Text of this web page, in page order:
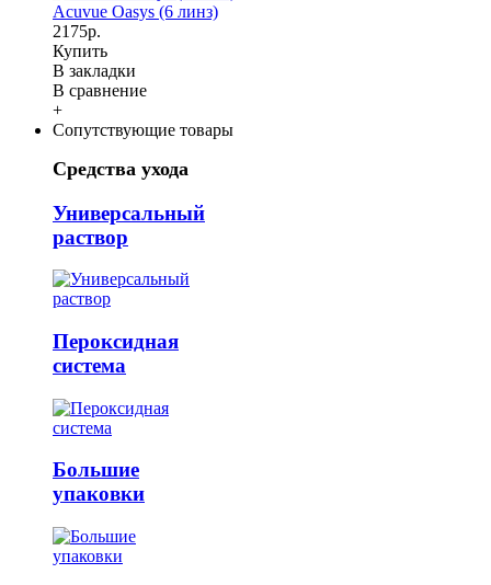
Acuvue Oasys (6 линз)
2175р.
Купить
В закладки
В сравнение
+
Сопутствующие товары
Средства ухода
Универсальный
раствор
Пероксидная
система
Большие
упаковки